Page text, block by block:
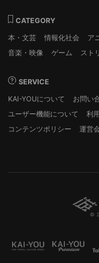
CATEGORY
本・文芸
情報化社会 ア
音楽・映像
ゲーム スト
SERVICE
KAI-YOUについて
お問い
ユーザー機能について
利
コンテンツポリシー
運営
©